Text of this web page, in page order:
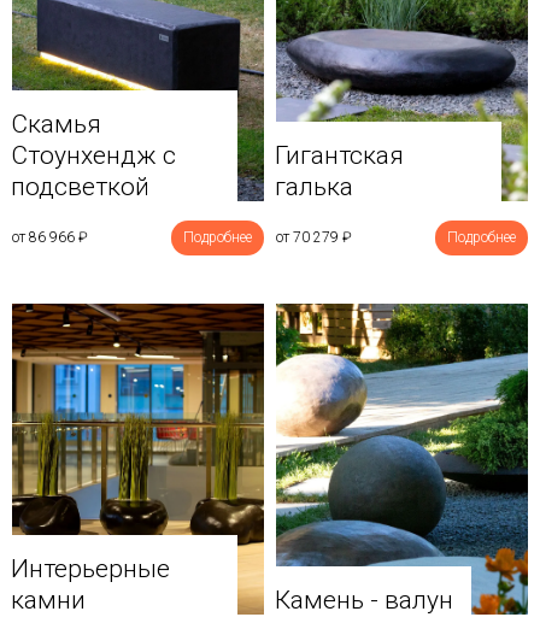
Скамья
Стоунхендж с
подсветкой
от 86 966 ₽ Подробнее
Гигантская
галька
от 70 279 ₽ Подробнее
Интерьерные
камни
Камень - валун